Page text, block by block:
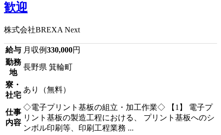
歓迎
株式会社BREXA Next
給与 月収例330,000円
勤務
地
長野県 箕輪町
寮・
社宅
あり（無料）
仕事
内容
◇電子プリント基板の組立・加工作業◇ 【1】 電子プ
リント基板の製造工程における、 プリント基板へのシ
ンボル印刷等、印刷工程業務 ...